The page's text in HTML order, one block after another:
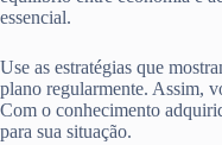
essencial.
Use as estratégias que
plano regularmente. Assim,
Com o conhecimento
para sua situação.